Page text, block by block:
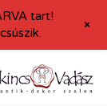
tart!
+